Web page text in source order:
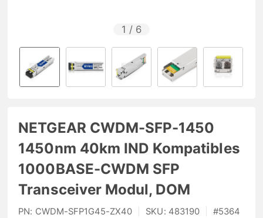
1 / 6
NETGEAR CWDM-SFP-1450
1450nm 40km IND Kompatibles
1000BASE-CWDM SFP
Transceiver Modul, DOM
PN: CWDM-SFP1G45-ZX40 SKU: 483190 #5364